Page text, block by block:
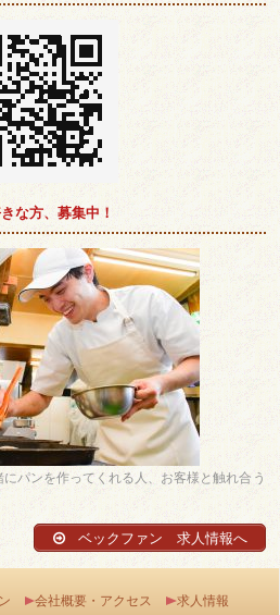
な方、募集中！
パンを作ってくれる人、お客様と触れ合う
ベックファン 求人情報へ
会社概要・アクセス 求人情報